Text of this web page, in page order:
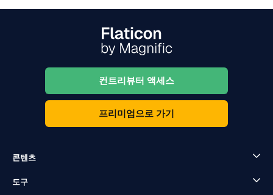
컨트리뷰터 액세스
프리미엄으로 가기
콘텐츠
도구